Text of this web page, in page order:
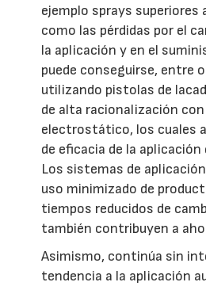
ejemplo sprays superiores
como las pérdidas por el
la aplicación y en el
puede conseguirse, entre
utilizando pistolas de
de alta racionalización
electrostático, los cuales
de eficacia de la aplicación
Los sistemas de
uso minimizado de
tiempos reducidos de
también contribuyen a
Asimismo, continúa sin
tendencia a la aplicación